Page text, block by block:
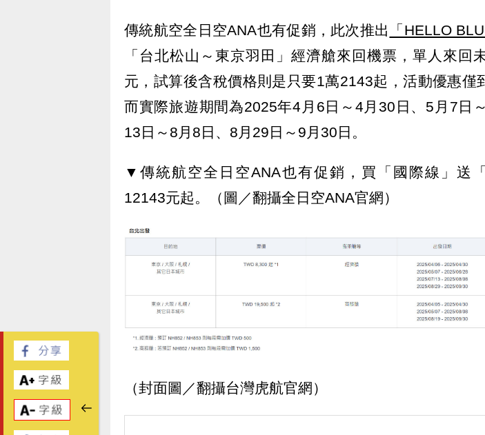
傳統航空全日空ANA也有促銷，此次推出 「HELLO
「台北松山～東京羽田」經濟艙來回機票，單人來回
元，試算後含稅價格則是只要1萬2143起，活動優惠僅
而實際旅遊期間為2025年4月6日～4月30日、5月7日
13日～8月8日、8月29日～9月30日。
▼傳統航空全日空ANA也有促銷，買「國際線」送
12143元起。（圖／翻攝全日空ANA官網）
（封面圖／翻攝台灣虎航官網）